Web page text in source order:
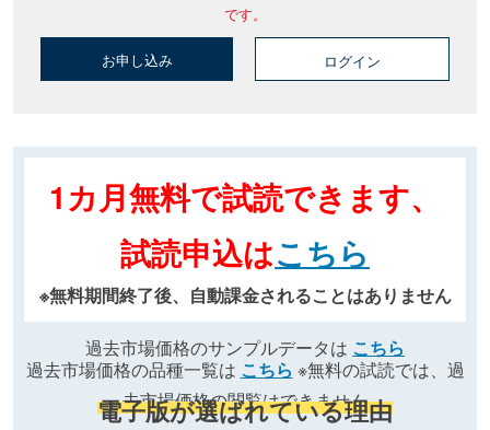
です。
お申し込み ログイン
1カ月無料で試読できます、
試読申込はこちら
※無料期間終了後、自動課金されることはありません
過去市場価格のサンプルデータは こちら
過去市場価格の品種一覧は こちら ※無料の試読では、過
去市場価格の閲覧はできません
電子版が選ばれている理由